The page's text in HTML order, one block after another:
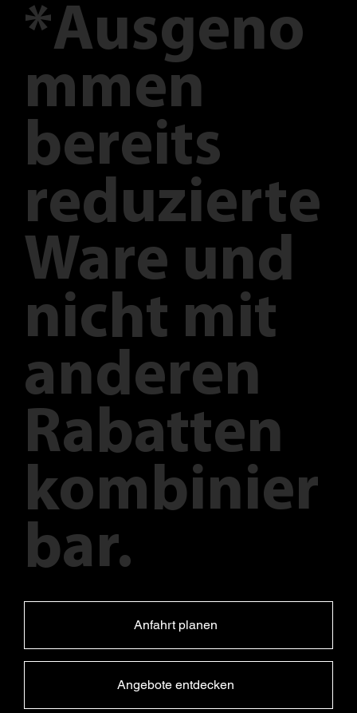
Angebote entdecken
Anfahrt planen
*Ausgeno
mmen
bereits
reduzierte
Ware und
nicht mit
anderen
Rabatten
kombinier
bar.